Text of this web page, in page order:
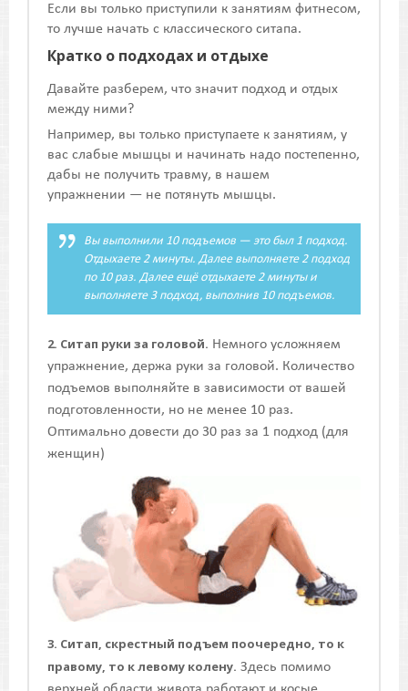
Если вы только приступили к занятиям фитнесом,
то лучше начать с классического ситапа.
Кратко о подходах и отдыхе
Давайте разберем, что значит подход и отдых
между ними?
Например, вы только приступаете к занятиям, у
вас слабые мышцы и начинать надо постепенно,
дабы не получить травму, в нашем
упражнении — не потянуть мышцы.
Вы выполнили 10 подъемов — это был 1 подход.
Отдыхаете 2 минуты. Далее выполняете 2 подход
по 10 раз. Далее ещё отдыхаете 2 минуты и
выполняете 3 подход, выполнив 10 подъемов.
2. Ситап руки за головой. Немного усложняем
упражнение, держа руки за головой. Количество
подъемов выполняйте в зависимости от вашей
подготовленности, но не менее 10 раз.
Оптимально довести до 30 раз за 1 подход (для
женщин)
3. Ситап, скрестный подъем поочередно, то к
правому, то к левому колену. Здесь помимо